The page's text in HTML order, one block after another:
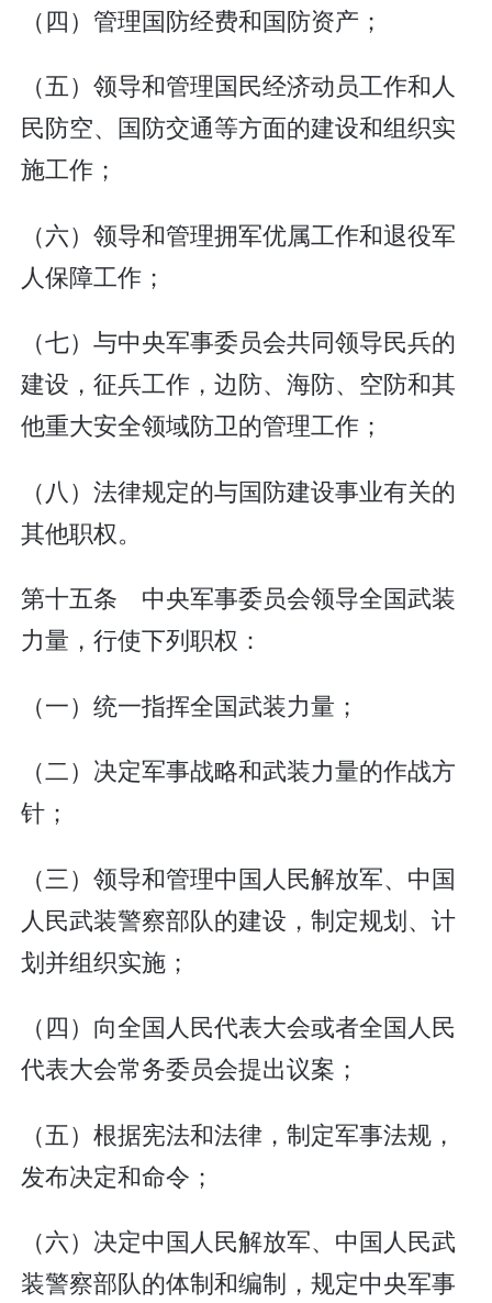
（四）管理国防经费和国防资产；
（五）领导和管理国民经济动员工作和人
民防空、国防交通等方面的建设和组织实
施工作；
（六）领导和管理拥军优属工作和退役军
人保障工作；
（七）与中央军事委员会共同领导民兵的
建设，征兵工作，边防、海防、空防和其
他重大安全领域防卫的管理工作；
（八）法律规定的与国防建设事业有关的
其他职权。
第十五条 中央军事委员会领导全国武装
力量，行使下列职权：
（一）统一指挥全国武装力量；
（二）决定军事战略和武装力量的作战方
针；
（三）领导和管理中国人民解放军、中国
人民武装警察部队的建设，制定规划、计
划并组织实施；
（四）向全国人民代表大会或者全国人民
代表大会常务委员会提出议案；
（五）根据宪法和法律，制定军事法规，
发布决定和命令；
（六）决定中国人民解放军、中国人民武
装警察部队的体制和编制，规定中央军事